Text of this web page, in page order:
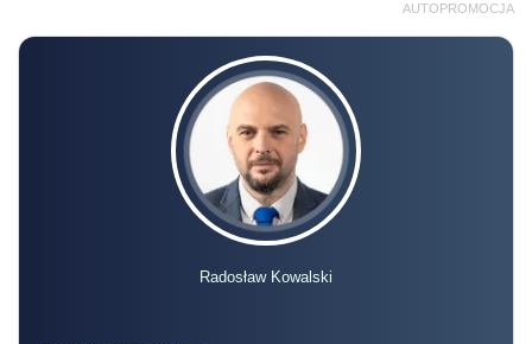
AUTOPROMOCJA
Radosław Kowalski